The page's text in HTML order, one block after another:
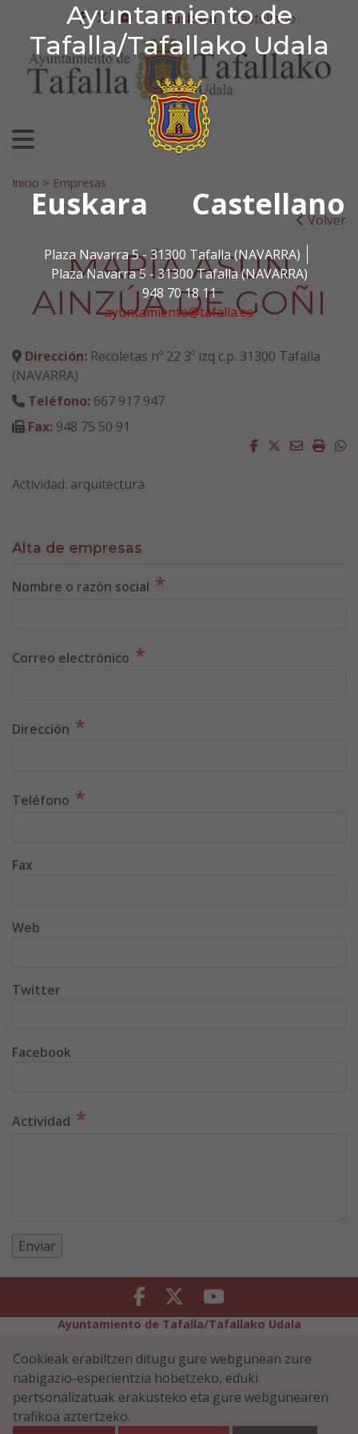
Ayuntamiento de
Tafalla/Tafallako Udala
Euskara Castellano
Plaza Navarra 5 - 31300 Tafalla (NAVARRA)
Plaza Navarra 5 - 31300 Tafalla (NAVARRA)
948 70 18 11
ayuntamiento@tafalla.es
Ir al contenido
Ayuntamiento de
facebook
twitter
youtube
Euskara Castellano
Bilatu:
Inicio > Empresas
Volver
MARÍA ASUN
AINZÚA DE GOÑI
Dirección: Recoletas nº 22 3º izq c.p. 31300 Tafalla
(NAVARRA)
Teléfono: 667 917 947
Fax: 948 75 50 91
Facebook
Twitter
Email
Actividad: arquitectura
Alta de empresas
Nombre o razón social *
Correo electrónico *
Dirección *
Teléfono *
Fax
Web
Twitter
Facebook
Actividad *
Facebook Twitter Youtube
Ayuntamiento de Tafalla/Tafallako Udala
Erabilerreztasuna
Cookiei buruzko politika
Informazioaren Segurtasun-Politika
Plaza Navarra 5 - 31300 Tafalla (NAVARRA)
948 70 18 11
ayuntamiento@tafalla.es
Cookieak erabiltzen ditugu gure webgunean zure
nabigazio-esperientzia hobetzeko, eduki
pertsonalizatuak erakusteko eta gure webgunearen
trafikoa aztertzeko.